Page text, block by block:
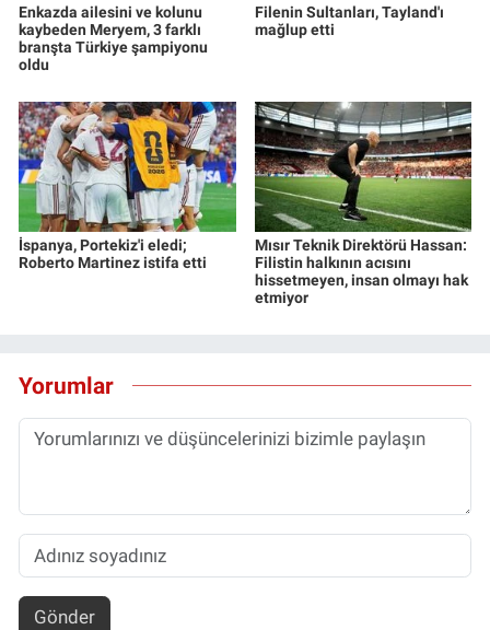
Enkazda ailesini ve kolunu
kaybeden Meryem, 3 farklı
branşta Türkiye şampiyonu
oldu
Filenin Sultanları, Tayland'ı
mağlup etti
İspanya, Portekiz'i eledi;
Roberto Martinez istifa etti
Mısır Teknik Direktörü Hassan:
Filistin halkının acısını
hissetmeyen, insan olmayı hak
etmiyor
Yorumlar
Gönder